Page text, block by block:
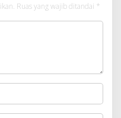
Ruas yang wajib ditandai *